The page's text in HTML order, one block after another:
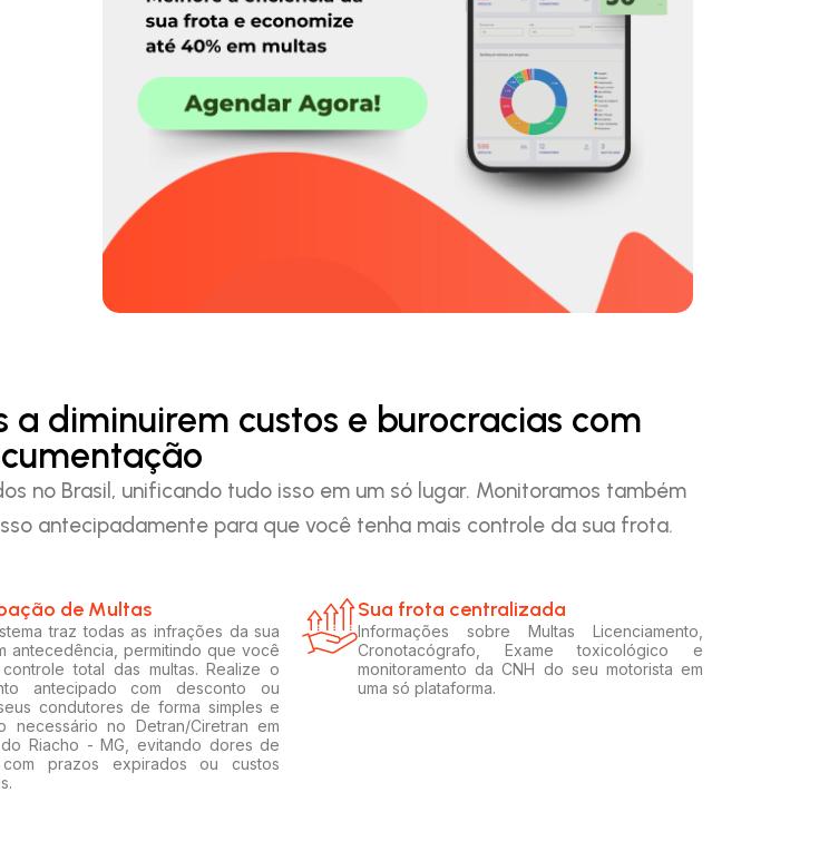
a diminuirem custos e burocracias com
no Brasil, unificando tudo isso em um só lugar. Monitoramos também
antecipadamente para que você tenha mais controle da sua frota.
de Multas
traz todas as infrações da sua
antecedência, permitindo que você
total das multas. Realize o
antecipado com desconto ou
condutores de forma simples e
necessário no Detran/Ciretran em
do Riacho - MG, evitando dores de
prazos expirados ou custos
Sua frota centralizada​
Informações sobre Multas Licenciamento,
Cronotacógrafo, Exame toxicológico e
monitoramento da CNH do seu motorista em
uma só plataforma.